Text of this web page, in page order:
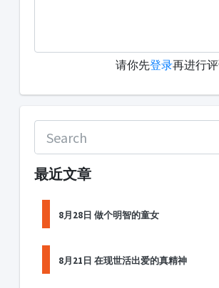
请你先登录再进行评
最近文章
8月28日 做个明智的童女
8月21日 在现世活出爱的真精神